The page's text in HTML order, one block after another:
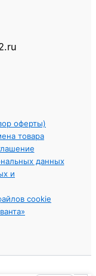
оферты)
товара
данных
и
cookie